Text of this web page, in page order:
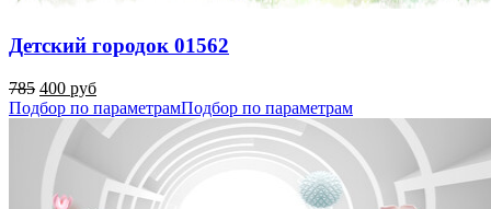
Детский городок 01562
785 400 руб
Подбор по параметрамПодбор по параметрам